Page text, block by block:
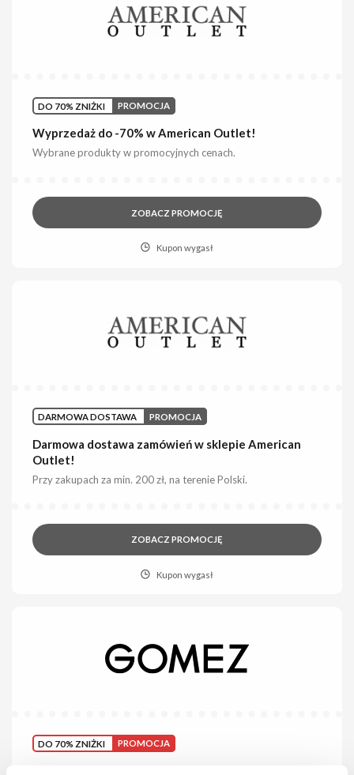
DO 70% ZNIŻKI PROMOCJA
Wyprzedaż do -70% w American Outlet!
Wybrane produkty w promocyjnych cenach.
ZOBACZ PROMOCJĘ
Kupon wygasł
DARMOWA DOSTAWA PROMOCJA
Darmowa dostawa zamówień w sklepie American
Outlet!
Przy zakupach za min. 200 zł, na terenie Polski.
ZOBACZ PROMOCJĘ
Kupon wygasł
DO 70% ZNIŻKI PROMOCJA